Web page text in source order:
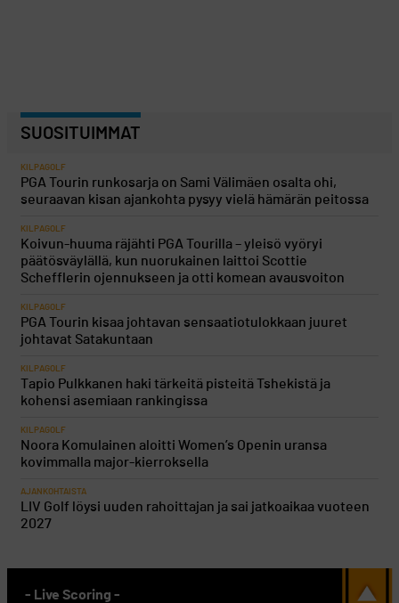
SUOSITUIMMAT
KILPAGOLF
PGA Tourin runkosarja on Sami Välimäen osalta ohi,
seuraavan kisan ajankohta pysyy vielä hämärän peitossa
KILPAGOLF
Koivun-huuma räjähti PGA Tourilla – yleisö vyöryi
päätösväylällä, kun nuorukainen laittoi Scottie
Schefflerin ojennukseen ja otti komean avausvoiton
KILPAGOLF
PGA Tourin kisaa johtavan sensaatiotulokkaan juuret
johtavat Satakuntaan
KILPAGOLF
Tapio Pulkkanen haki tärkeitä pisteitä Tshekistä ja
kohensi asemiaan rankingissa
KILPAGOLF
Noora Komulainen aloitti Women’s Openin uransa
kovimmalla major-kierroksella
AJANKOHTAISTA
LIV Golf löysi uuden rahoittajan ja sai jatkoaikaa vuoteen
2027
- Live Scoring -